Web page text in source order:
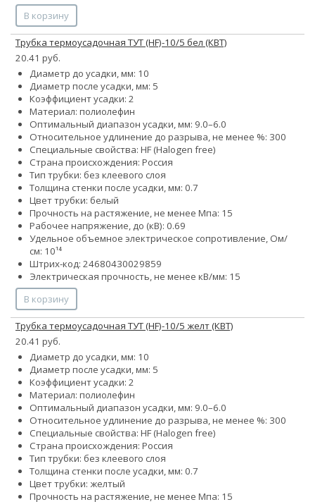
В корзину
Трубка термоусадочная ТУТ (HF)-10/5 бел (КВТ)
20.41 руб.
Диаметр до усадки, мм: 10
Диаметр после усадки, мм: 5
Коэффициент усадки: 2
Материал: полиолефин
Оптимальный диапазон усадки, мм: 9.0–6.0
Относительное удлинение до разрыва, не менее %: 300
Специальные свойства: HF (Halogen free)
Страна происхождения: Россия
Тип трубки: без клеевого слоя
Толщина стенки после усадки, мм: 0.7
Цвет трубки: белый
Прочность на растяжение, не менее Мпа: 15
Рабочее напряжение, до (кВ): 0.69
Удельное объемное электрическое сопротивление, Ом/
см: 10¹⁴
Штрих-код: 24680430029859
Электрическая прочность, не менее кВ/мм: 15
В корзину
Трубка термоусадочная ТУТ (HF)-10/5 желт (КВТ)
20.41 руб.
Диаметр до усадки, мм: 10
Диаметр после усадки, мм: 5
Коэффициент усадки: 2
Материал: полиолефин
Оптимальный диапазон усадки, мм: 9.0–6.0
Относительное удлинение до разрыва, не менее %: 300
Специальные свойства: HF (Halogen free)
Страна происхождения: Россия
Тип трубки: без клеевого слоя
Толщина стенки после усадки, мм: 0.7
Цвет трубки: желтый
Прочность на растяжение, не менее Мпа: 15